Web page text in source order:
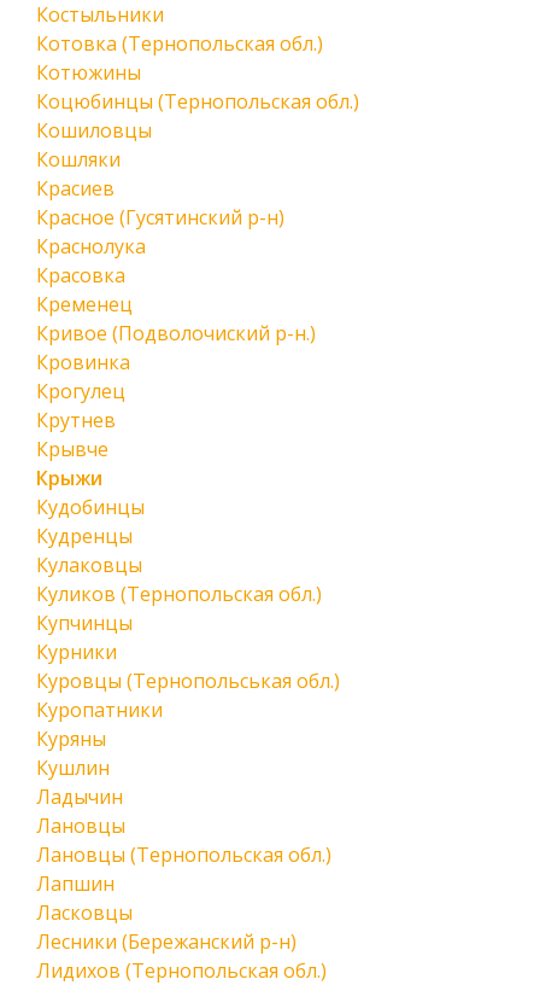
Костыльники
Котовка (Тернопольская обл.)
Котюжины
Коцюбинцы (Тернопольская обл.)
Кошиловцы
Кошляки
Красиев
Красное (Гусятинский р-н)
Краснолука
Красовка
Кременец
Кривое (Подволочиский р-н.)
Кровинка
Крогулец
Крутнев
Крывче
Крыжи
Кудобинцы
Кудренцы
Кулаковцы
Куликов (Тернопольская обл.)
Купчинцы
Курники
Куровцы (Тернопольськая обл.)
Куропатники
Куряны
Кушлин
Ладычин
Лановцы
Лановцы (Тернопольская обл.)
Лапшин
Ласковцы
Лесники (Бережанский р-н)
Лидихов (Тернопольская обл.)